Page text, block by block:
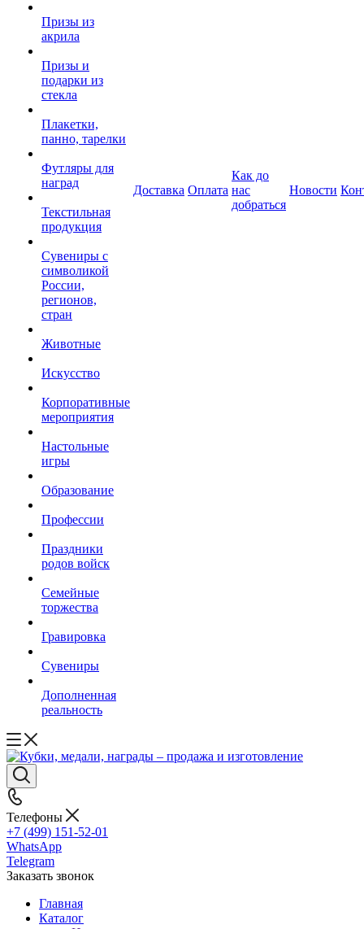
Призы из
акрила
Призы и
подарки из
стекла
Плакетки,
панно, тарелки
Футляры для
наград
Текстильная
продукция
Сувениры с
символикой
России,
регионов,
стран
Животные
Искусство
Корпоративные
мероприятия
Настольные
игры
Образование
Профессии
Праздники
родов войск
Семейные
торжества
Гравировка
Сувениры
Дополненная
реальность
Доставка Оплата
Как до
нас
добраться
Новости
Телефоны
+7 (499) 151-52-01
WhatsApp
Telegram
Заказать звонок
Главная
Каталог